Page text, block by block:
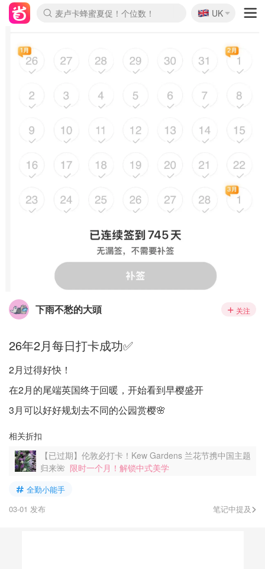
Prada/Miu 4.8折！
🇬🇧
UK
下雨不愁的大頭 关注
26年2月每日打卡成功✅
2月过得好快！
在2月的尾端英国终于回暖，开始看到早樱盛开
3月可以好好规划去不同的公园赏樱🌸
相关折扣
【已过期】伦敦必打卡！Kew Gardens 兰花节携中国主题
归来🌺 限时一个月！解锁中式美学
全勤小能手
03-01 发布
笔记中提及